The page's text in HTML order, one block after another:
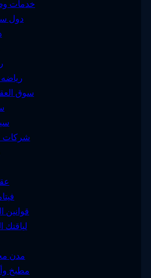
خدمات
دول
رياضه
سوق
شركات
قوانين
لياقتك
مدن
مطبخ